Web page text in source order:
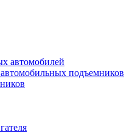
автомобилей
подъемников